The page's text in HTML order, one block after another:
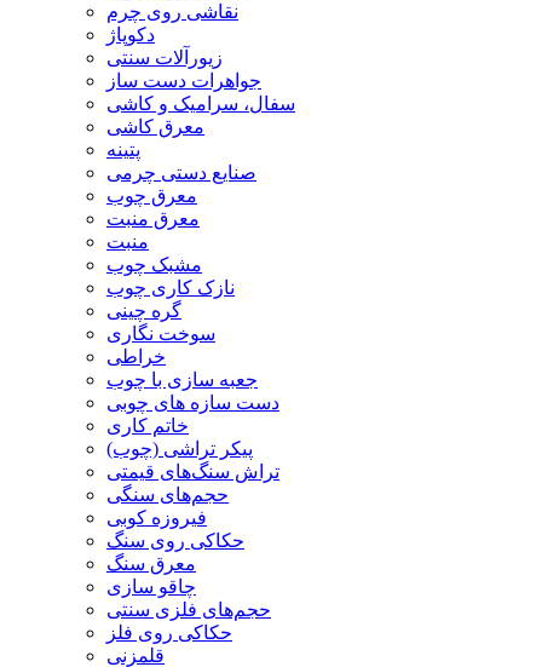
نقاشی روی چرم
دکوپاژ
زیورآلات سنتی
جواهرات دست ساز
سفال، سرامیک و کاشی
معرق کاشی
پتینه
صنایع دستی چرمی
معرق چوب
معرق منبت
منبت
مشبک چوب
نازک کاری چوب
گره چینی
سوخت نگاری
خراطی
جعبه سازی با چوب
دست سازه های چوبی
خاتم کاری
پیکر تراشی (چوب)
تراش سنگ‌های قیمتی
حجم‌های سنگی
فیروزه کوبی
حکاکی روی سنگ
معرق سنگ
چاقو سازی
حجم‌های فلزی سنتی
حکاکی روی فلز
قلمزنی